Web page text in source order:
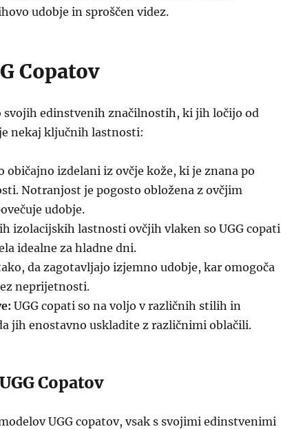
udobje in sproščen videz.
Copatov
svojih edinstvenih značilnostih, ki jih ločijo od
nekaj ključnih lastnosti:
običajno izdelani iz ovčje kože, ki je znana po
Notranjost je pogosto obložena z ovčjim
udobje.
izolacijskih lastnosti ovčjih vlaken so UGG copati
idealne za hladne dni.
da zagotavljajo izjemno udobje, kar omogoča
neprijetnosti.
UGG copati so na voljo v različnih stilih in
jih enostavno uskladite z različnimi oblačili.
Copatov
UGG copatov, vsak s svojimi edinstvenimi